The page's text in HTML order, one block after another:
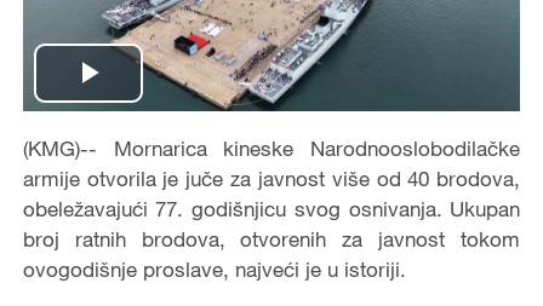
Play
Video
(KMG)-- Mornarica kineske Narodnooslobodilačke
armije otvorila je juče za javnost više od 40 brodova,
obeležavajući 77. godišnjicu svog osnivanja. Ukupan
broj ratnih brodova, otvorenih za javnost tokom
ovogodišnje proslave, najveći je u istoriji.